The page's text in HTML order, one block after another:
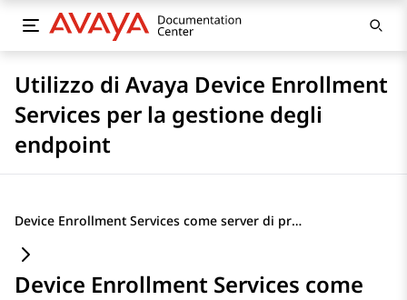
Utilizzo di Avaya Device Enrollment
Services per la gestione degli
endpoint
Device Enrollment Services come server di provisioning
Device Enrollment Services come